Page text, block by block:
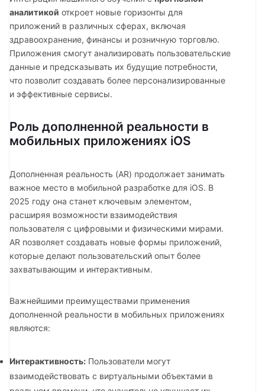
аналитикой откроет новые горизонты для
приложений в различных сферах, включая
здравоохранение, финансы и розничную торговлю.
Приложения смогут анализировать пользовательские
данные и предсказывать их будущие потребности,
что позволит создавать более персонализированные
и эффективные сервисы.
Роль дополненной реальности в
мобильных приложениях iOS
Дополненная реальность (AR) продолжает занимать
важное место в мобильной разработке для iOS. В
2025 году она станет ключевым элементом,
расширяя возможности взаимодействия
пользователя с цифровыми и физическими мирами.
AR позволяет создавать новые формы приложений,
которые делают пользовательский опыт более
захватывающим и интерактивным.
Важнейшими преимуществами применения
дополненной реальности в мобильных приложениях
являются:
Интерактивность: Пользователи могут
взаимодействовать с виртуальными объектами в